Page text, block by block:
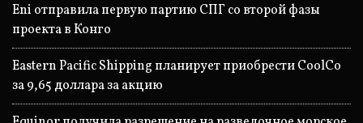
Eni отправила первую партию СПГ со второй фазы
проекта в Конго
Eastern Pacific Shipping планирует приобрести CoolCo
за 9,65 доллара за акцию